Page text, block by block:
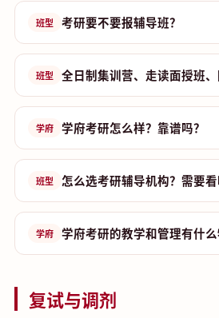
班型 考研要不要报辅导班？
班型 全日制集训营、走读面授班、
学府 学府考研怎么样？靠谱吗？
班型 怎么选考研辅导机构？需要看
学府 学府考研的教学和管理有什么
复试与调剂